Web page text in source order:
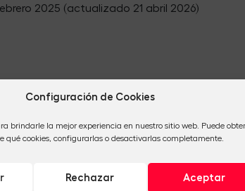
Configuración de Cookies
brindarle la mejor experiencia en nuestro sitio web. Puede
qué cookies, configurarlas o desactivarlas completamente.
Aceptar
Rechazar
2025 (actualizado 21 abril 2026)